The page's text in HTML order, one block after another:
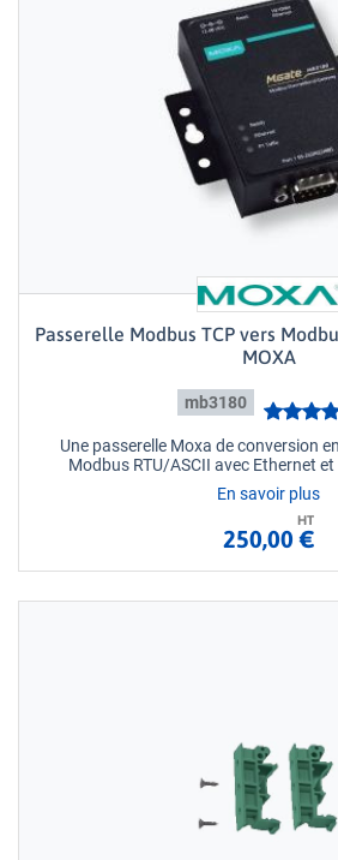
Passerelle Modbus TCP vers
MOXA
mb3180
Une passerelle Moxa de conversion
Modbus RTU/ASCII avec Ethernet
En savoir plus
HT
250,00 €